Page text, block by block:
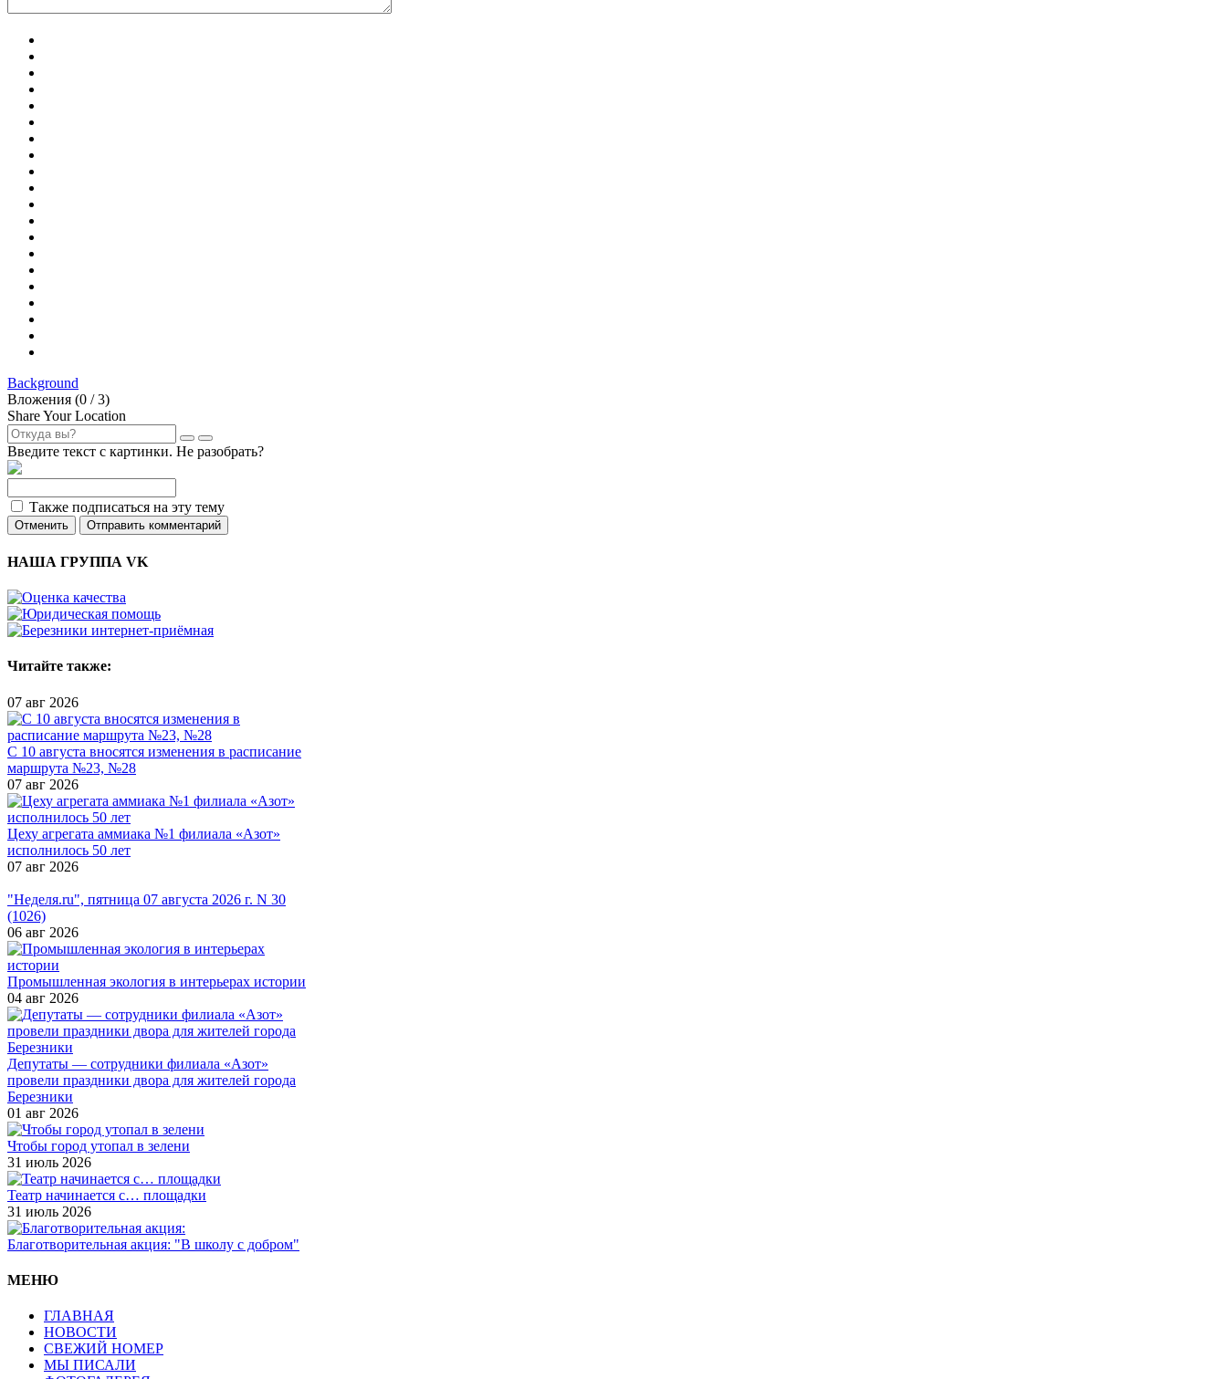
Background
Вложения (0 / 3)
Share Your Location
Введите текст с картинки. Не разобрать?
Также подписаться на эту тему
Отменить Отправить комментарий
НАША ГРУППА VK
Читайте также:
07 авг 2026
С 10 августа вносятся изменения в расписание
маршрута №23, №28
07 авг 2026
Цеху агрегата аммиака №1 филиала «Азот»
исполнилось 50 лет
07 авг 2026
"Неделя.ru", пятница 07 августа 2026 г. N 30
(1026)
06 авг 2026
Промышленная экология в интерьерах истории
04 авг 2026
Депутаты — сотрудники филиала «Азот»
провели праздники двора для жителей города
Березники
01 авг 2026
Чтобы город утопал в зелени
31 июль 2026
Театр начинается с… площадки
31 июль 2026
Благотворительная акция: "В школу с добром"
МЕНЮ
ГЛАВНАЯ
НОВОСТИ
СВЕЖИЙ НОМЕР
МЫ ПИСАЛИ